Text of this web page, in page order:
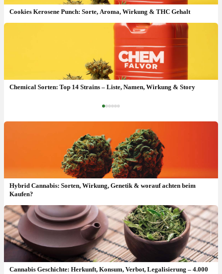
Cookies Kerosene Punch: Sorte, Aroma, Wirkung & THC Gehalt
Chemical Sorten: Top 14 Strains – Liste, Namen, Wirkung & Story
CannaZen x YouTube: Neue Videos, aktuelle Rezeptpreise, Sorten
& mehr
Hybrid Cannabis: Sorten, Wirkung, Genetik & worauf achten beim
Kaufen?
Cannabis Geschichte: Herkunft, Konsum, Verbot, Legalisierung – 4.000